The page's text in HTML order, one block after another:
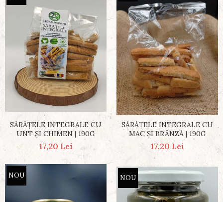
SĂRĂȚELE INTEGRALE CU
UNT ȘI CHIMEN | 190G
17,20 Lei
SĂRĂȚELE INTEGRALE CU
MAC ȘI BRÂNZĂ | 190G
17,20 Lei
NOU NOU